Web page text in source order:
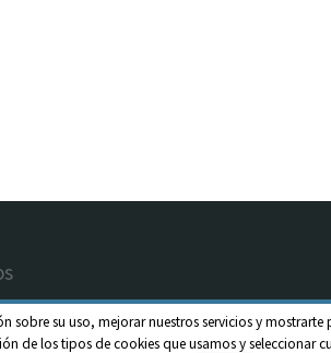
su uso, mejorar nuestros servicios y
de los tipos de cookies que usamos y seleccionar